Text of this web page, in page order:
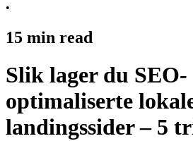
•
15 min read
Slik lager du SEO-
optimaliserte
landingssider – 5